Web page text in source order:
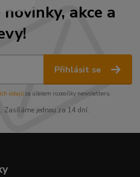
akce a
Přihlásit se
údajůza účelem rozesílky newsletteru.
Zasíláme jednou za 14 dní.